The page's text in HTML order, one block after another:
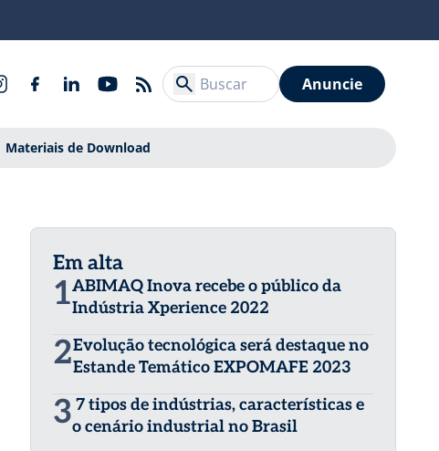
Anuncie
Materiais de Download
Em alta
1ABIMAQ Inova recebe o público da
Indústria Xperience 2022
2Evolução tecnológica será destaque no
Estande Temático EXPOMAFE 2023
3 7 tipos de indústrias, características e
o cenário industrial no Brasil